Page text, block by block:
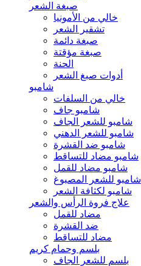
صبغة الشعر
خالي من الأمونيا
تشقير الشعر
صبغة دائمة
صبغة مؤقتة
الحنة
أدوات صبغ الشعر
شامبو
خالي من السلفات
شامبو جاف
شامبو للشعر الجاف
شامبو للشعر الدهني
شامبو ضد القشرة
شامبو مضاد للتساقط
شامبو مضاد للقمل
شامبو للشعر المصبوغ
شامبو لكثافة الشعر
علاج فروة الرأس والشعر
مضاد للقمل
ضد القشرة
مضاد للتساقط
بلسم وحمام كريم
بلسم للشعر الجاف